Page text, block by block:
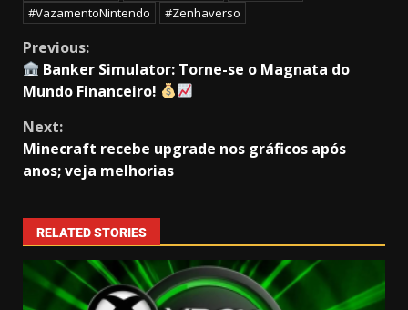
#VazamentoNintendo
#Zenhaverso
Previous:
Banker Simulator: Torne-se o Magnata do
Mundo Financeiro!
Next:
Minecraft recebe upgrade nos gráficos após
anos; veja melhorias
RELATED STORIES